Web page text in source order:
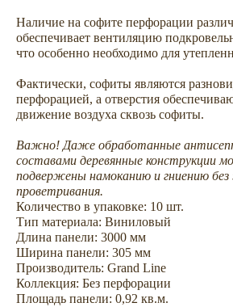
Наличие на софите перфорации
обеспечивает вентиляцию
что особенно необходимо для
Фактически, софиты являются
перфорацией, а отверстия
движение воздуха сквозь софиты.
Важно! Даже обработанные
составами деревянные конструкции
подвержены намоканию и гниению
проветривания.
Количество в упаковке: 10 шт.
Тип материала: Виниловый
Длина панели: 3000 мм
Ширина панели: 305 мм
Производитель: Grand Line
Коллекция: Без перфорации
Площадь панели: 0,92 кв.м.
Сопутствующие товары —
комплектуем сайдинг всем
необходимым для
дома
Аксессуары Софиты